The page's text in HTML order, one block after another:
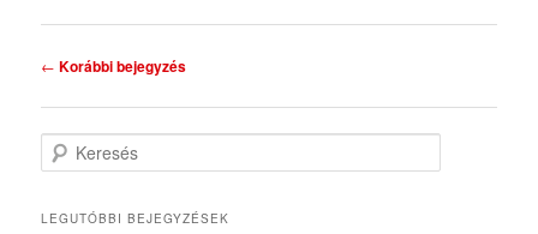
Bejegyzés navigáció
← Korábbi bejegyzés
Keresés
LEGUTÓBBI BEJEGYZÉSEK